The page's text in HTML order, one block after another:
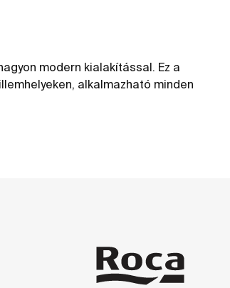
modern kialakítással. Ez a
alkalmazható minden